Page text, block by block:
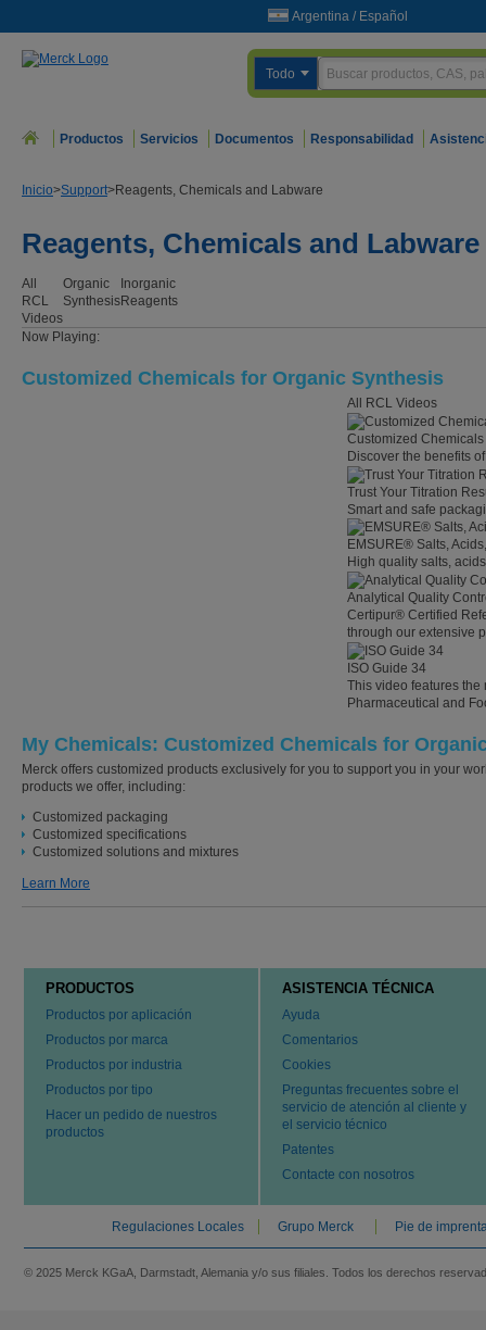
Argentina / Español
Todo
Productos Servicios Documentos Responsabilidad
Inicio>Support>Reagents, Chemicals and Labware
Reagents, Chemicals and Labware
All
RCL
Videos
Organic
Synthesis
Inorganic
Reagents
Now Playing:
Customized Chemicals for Organic Synthesis
All RCL Videos
Customized
Discover the benefits
Trust Your Titration
Smart and safe
EMSURE® Salts,
High quality salts,
Analytical Quality
Certipur® Certified
through our extensive
ISO Guide 34
This video features the
Pharmaceutical and
My Chemicals: Customized Chemicals for
Merck offers customized products exclusively for you to support you in your
products we offer, including:
Customized packaging
Customized specifications
Customized solutions and mixtures
Learn More
PRODUCTOS
Productos por aplicación
Productos por marca
Productos por industria
Productos por tipo
Hacer un pedido de nuestros
productos
ASISTENCIA TÉCNICA
Ayuda
Comentarios
Cookies
Preguntas frecuentes sobre el
servicio de atención al cliente y
el servicio técnico
Patentes
Contacte con nosotros
Regulaciones Locales Grupo Merck Pie de
© 2025 Merck KGaA, Darmstadt, Alemania y/o sus filiales. Todos los derechos